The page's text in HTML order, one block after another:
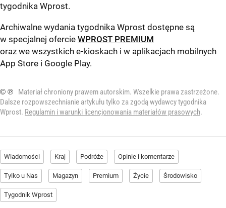
tygodnika Wprost.
Archiwalne wydania tygodnika Wprost dostępne są
w specjalnej ofercie WPROST PREMIUM
oraz we wszystkich e-kioskach i w aplikacjach mobilnych
App Store i Google Play.
© ℗
Materiał chroniony prawem autorskim. Wszelkie prawa zastrzeżone.
Dalsze rozpowszechnianie artykułu tylko za zgodą wydawcy tygodnika
Wprost. Regulamin i warunki licencjonowania materiałów prasowych.
Wiadomości Kraj Podróże Opinie i komentarze
Tylko u Nas Magazyn Premium Życie Środowisko
Tygodnik Wprost